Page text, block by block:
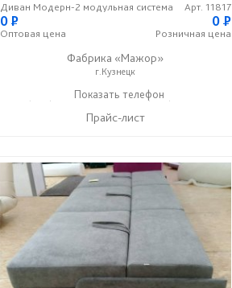
Диван Модерн-2 модульная система Арт. 11817
0P
Оптовая цена
0 P
Розничная цена
Фабрика «Мажор»
г.Кузнецк
+7 (999) 611-98-99 ☎+7 (999) 610-99-95
Показать телефон
Прайс-лист